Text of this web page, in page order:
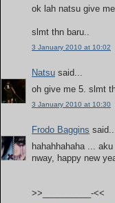
ok lah natsu give
slmt thn baru..
3 January 2010 at 10:02
Natsu said...
oh give me 5. slmt
3 January 2010 at 10:30
Frodo Baggins
hahahhahaha ...
nway, happy new
>>__________-<<